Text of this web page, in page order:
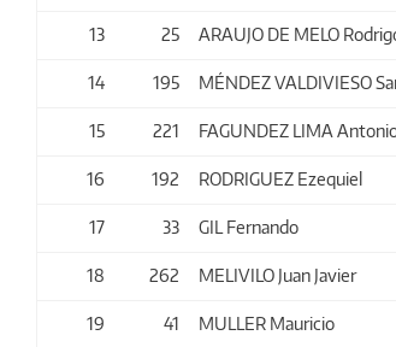
13 25 ARAUJO DE MELO
14 195 MÉNDEZ VALDIVIESO
15 221 FAGUNDEZ LIMA
16 192 RODRIGUEZ Ezequiel
17 33 GIL Fernando
18 262 MELIVILO Juan Javier
19 41 MULLER Mauricio